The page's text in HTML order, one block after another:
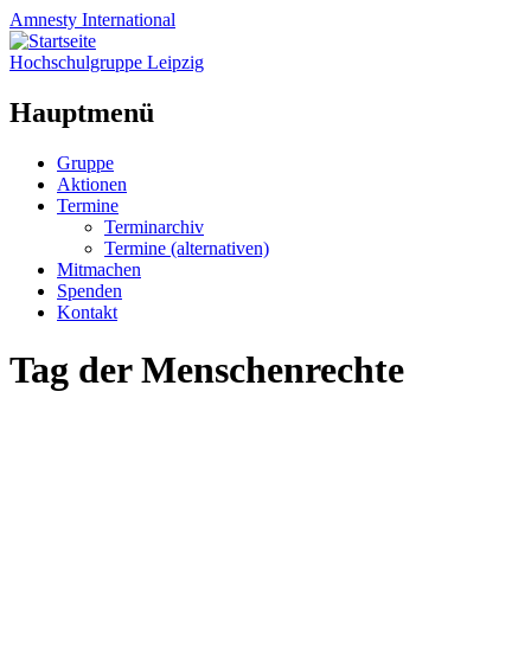
Amnesty International
Hochschulgruppe Leipzig
Hauptmenü
Zum
Inhalt
springen
Gruppe
Aktionen
Termine
Terminarchiv
Termine (alternativen)
Mitmachen
Spenden
Kontakt
Tag der Menschenrechte